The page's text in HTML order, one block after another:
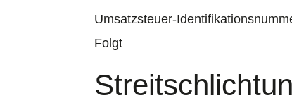
Umsatzsteuer-
Folgt